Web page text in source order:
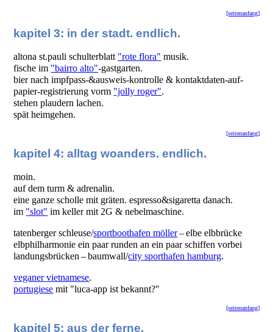
[seitenanfang]
kapitel 3: in der stadt. endlich.
altona st.pauli schulterblatt "rote flora" musik.
fische im "bairro alto"-gastgarten.
bier nach impfpass-&ausweis-kontrolle & kontaktdaten-auf-
papier-registrierung vorm "jolly roger".
stehen plaudern lachen.
spät heimgehen.
[seitenanfang]
kapitel 4: alltag woanders. endlich.
moin.
auf dem turm & adrenalin.
eine ganze scholle mit gräten. espresso&sigaretta danach.
im "slot" im keller mit 2G & nebelmaschine.
tatenberger schleuse/sportboothafen möller– elbe elbbrücke
elbphilharmonie ein paar runden an ein paar schiffen vorbei
landungsbrücken – baumwall/city sporthafen hamburg.
veganer vietnamese.
portugiese mit "luca-app ist bekannt?"
[seitenanfang]
kapitel 5: aus der ferne.